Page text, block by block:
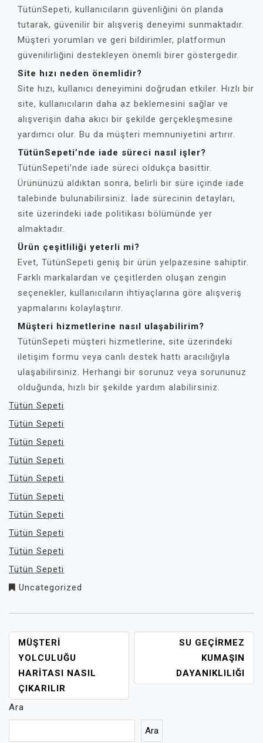
TütünSepeti, kullanıcıların güvenliğini ön planda
tutarak, güvenilir bir alışveriş deneyimi sunmaktadır.
Müşteri yorumları ve geri bildirimler, platformun
güvenilirliğini destekleyen önemli birer göstergedir.
Site hızı neden önemlidir?
Site hızı, kullanıcı deneyimini doğrudan etkiler. Hızlı bir
site, kullanıcıların daha az beklemesini sağlar ve
alışverişin daha akıcı bir şekilde gerçekleşmesine
yardımcı olur. Bu da müşteri memnuniyetini artırır.
TütünSepeti’nde iade süreci nasıl işler?
TütünSepeti’nde iade süreci oldukça basittir.
Ürününüzü aldıktan sonra, belirli bir süre içinde iade
talebinde bulunabilirsiniz. İade sürecinin detayları,
site üzerindeki iade politikası bölümünde yer
almaktadır.
Ürün çeşitliliği yeterli mi?
Evet, TütünSepeti geniş bir ürün yelpazesine sahiptir.
Farklı markalardan ve çeşitlerden oluşan zengin
seçenekler, kullanıcıların ihtiyaçlarına göre alışveriş
yapmalarını kolaylaştırır.
Müşteri hizmetlerine nasıl ulaşabilirim?
TütünSepeti müşteri hizmetlerine, site üzerindeki
iletişim formu veya canlı destek hattı aracılığıyla
ulaşabilirsiniz. Herhangi bir sorunuz veya sorununuz
olduğunda, hızlı bir şekilde yardım alabilirsiniz.
Tütün Sepeti
Tütün Sepeti
Tütün Sepeti
Tütün Sepeti
Tütün Sepeti
Tütün Sepeti
Tütün Sepeti
Tütün Sepeti
Tütün Sepeti
Tütün Sepeti
Uncategorized
YAZI
GEZINMESI
MÜŞTERI
YOLCULUĞU
HARITASI NASIL
ÇIKARILIR
SU GEÇIRMEZ
KUMAŞIN
DAYANIKLILIĞI
Ara
Ara